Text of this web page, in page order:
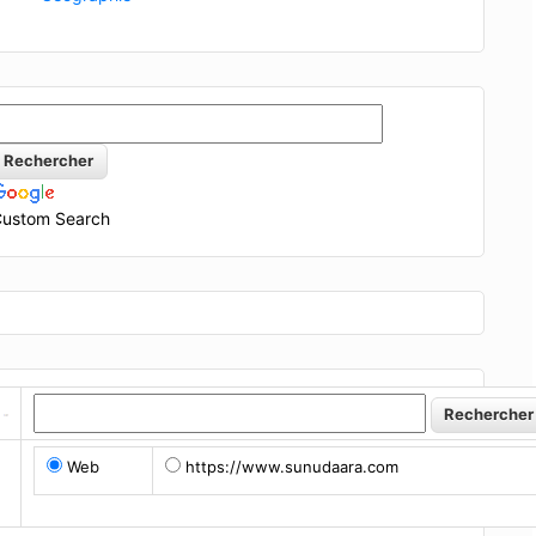
Search
Web https://www.sunudaara.com